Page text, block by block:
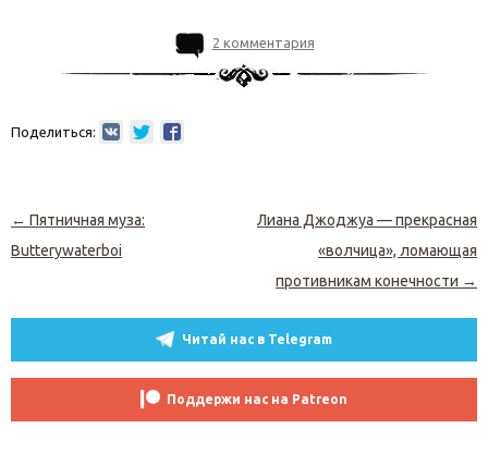
2 комментария
Поделиться:
Навигация по записям
← Пятничная муза:
Butterywaterboi
Лиана Джоджуа — прекрасная
«волчица», ломающая
противникам конечности →
Читай нас в Telegram
Поддержи нас на Patreon